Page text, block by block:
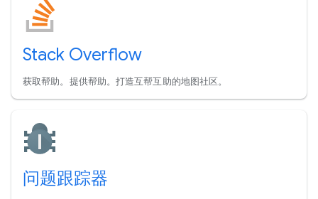
Stack Overflow
获取帮助。提供帮助。打造互帮互助的地图社区。
问题跟踪器